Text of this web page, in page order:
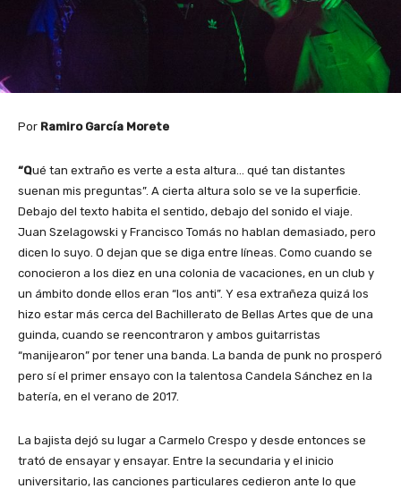
Por Ramiro García Morete
“Qué tan extraño es verte a esta altura… qué tan distantes
suenan mis preguntas”. A cierta altura solo se ve la superficie.
Debajo del texto habita el sentido, debajo del sonido el viaje.
Juan Szelagowski y Francisco Tomás no hablan demasiado, pero
dicen lo suyo. O dejan que se diga entre líneas. Como cuando se
conocieron a los diez en una colonia de vacaciones, en un club y
un ámbito donde ellos eran “los anti”. Y esa extrañeza quizá los
hizo estar más cerca del Bachillerato de Bellas Artes que de una
guinda, cuando se reencontraron y ambos guitarristas
“manijearon” por tener una banda. La banda de punk no prosperó
pero sí el primer ensayo con la talentosa Candela Sánchez en la
batería, en el verano de 2017.
La bajista dejó su lugar a Carmelo Crespo y desde entonces se
trató de ensayar y ensayar. Entre la secundaria y el inicio
universitario, las canciones particulares cedieron ante lo que